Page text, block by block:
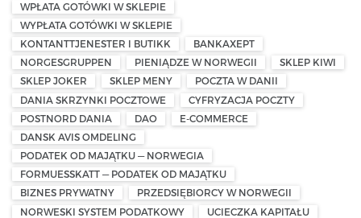
WPŁATA GOTÓWKI W SKLEPIE
WYPŁATA GOTÓWKI W SKLEPIE
KONTANTTJENESTER I BUTIKK
BANKAXEPT
NORGESGRUPPEN
PIENIĄDZE W NORWEGII
SKLEP KIWI
SKLEP JOKER
SKLEP MENY
POCZTA W DANII
DANIA SKRZYNKI POCZTOWE
CYFRYZACJA POCZTY
POSTNORD DANIA
DAO
E-COMMERCE
DANSK AVIS OMDELING
PODATEK OD MAJĄTKU — NORWEGIA
FORMUESSKATT — PODATEK OD MAJĄTKU
BIZNES PRYWATNY
PRZEDSIĘBIORCY W NORWEGII
NORWESKI SYSTEM PODATKOWY
UCIECZKA KAPITAŁU